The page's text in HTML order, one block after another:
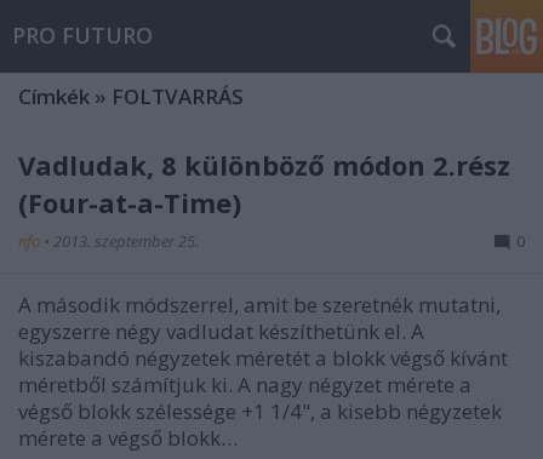
PRO FUTURO
Címkék » FOLTVARRÁS
Vadludak, 8 különböző módon 2.rész
(Four-at-a-Time)
nfo • 2013. szeptember 25. 0
A második módszerrel, amit be szeretnék mutatni,
egyszerre négy vadludat készíthetünk el. A
kiszabandó négyzetek méretét a blokk végső kívánt
méretből számítjuk ki. A nagy négyzet mérete a
végső blokk szélessége +1 1/4", a kisebb négyzetek
mérete a végső blokk…